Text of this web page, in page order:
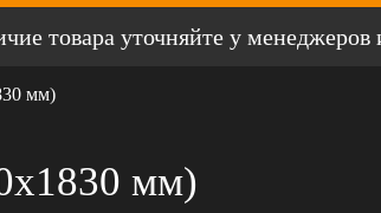
товара уточняйте у
мм)
мм)